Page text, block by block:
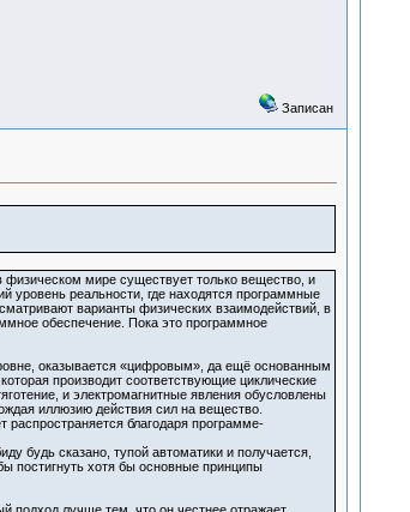
Записан
физическом мире существует только вещество, и
уровень реальности, где находятся программные
варианты физических взаимодействий, в
обеспечение. Пока это программное
оказывается «цифровым», да ещё основанным
производит соответствующие циклические
и электромагнитные явления обусловлены
иллюзию действия сил на вещество.
благодаря программе-
будь сказано, тупой автоматики и получается,
постигнуть хотя бы основные принципы